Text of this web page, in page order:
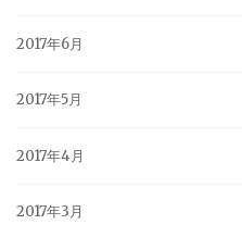
2017年6月
2017年5月
2017年4月
2017年3月